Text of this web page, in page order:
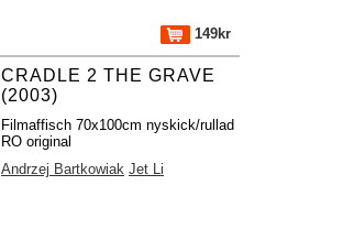
149kr
CRADLE 2 THE GRAVE
(2003)
Filmaffisch 70x100cm nyskick/rullad
RO original
Andrzej Bartkowiak Jet Li